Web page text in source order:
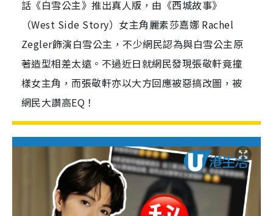
話《白雪公主》推出真人版，由《西城故事》
（West Side Story）女主角麗素莎嘉娜 Rachel
Zegler飾演白雪公主，不少網民認為與白雪公主原
著造型相差太遠。不過近日就網民發現張敬軒竟撞
樣女主角，而張敬軒亦以大方回應被惡搞改圖，被
網民大讚高EQ！